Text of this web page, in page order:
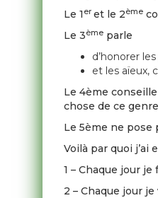
Le 1 er et le 2ème
Le 3ème parle
d’honorer
et les aïeux,
Le 4ème
chose de ce
Le 5ème ne pose
Voilà par quoi j’ai
1 – Chaque jour
2 – Chaque jour